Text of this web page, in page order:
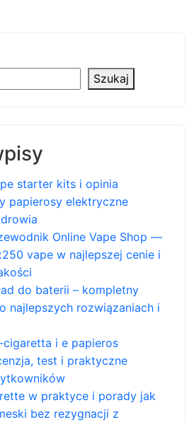
Szukaj
starter kits i opinia
papierosy elektryczne
Online Vape Shop —
vape w najlepszej cenie i
do baterii – kompletny
najlepszych rozwiązaniach i
cigaretta i e papieros
test i praktyczne
w praktyce i porady jak
bez rezygnacji z